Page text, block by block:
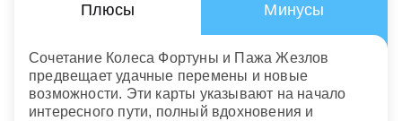
Плюсы Минусы
Сочетание Колеса Фортуны и Пажа Жезлов
предвещает удачные перемены и новые
возможности. Эти карты указывают на начало
интересного пути, полный вдохновения и